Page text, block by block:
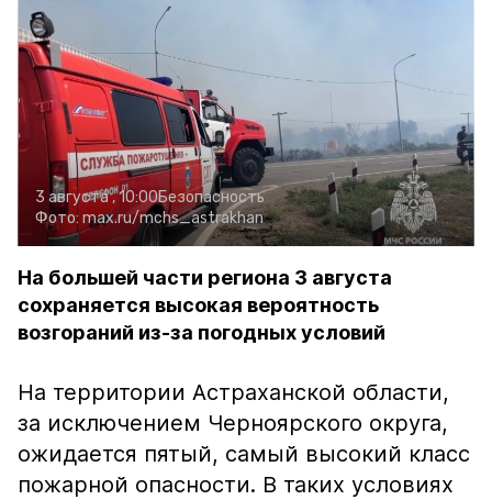
3 августа , 10:00Безопасность
Фото: max.ru/mchs_astrakhan
На большей части региона 3 августа
сохраняется высокая вероятность
возгораний из-за погодных условий
На территории Астраханской области,
за исключением Черноярского округа,
ожидается пятый, самый высокий класс
пожарной опасности. В таких условиях